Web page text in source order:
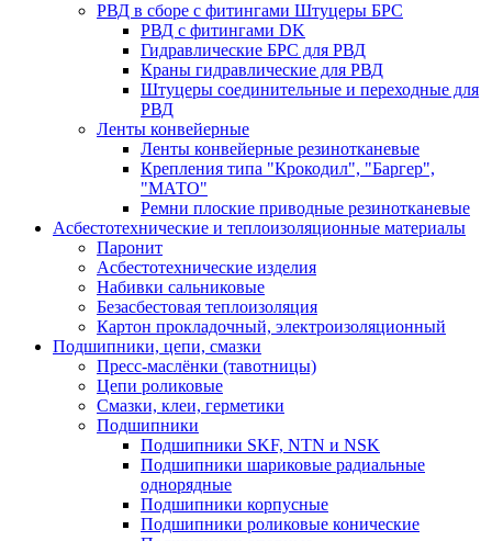
РВД в сборе с фитингами Штуцеры БРС
РВД с фитингами DK
Гидравлические БРС для РВД
Краны гидравлические для РВД
Штуцеры соединительные и переходные для
РВД
Ленты конвейерные
Ленты конвейерные резинотканевые
Крепления типа "Крокодил", "Баргер",
"МАТО"
Ремни плоские приводные резинотканевые
Асбестотехнические и теплоизоляционные материалы
Паронит
Асбестотехнические изделия
Набивки сальниковые
Безасбестовая теплоизоляция
Картон прокладочный, электроизоляционный
Подшипники, цепи, смазки
Пресс-маслёнки (тавотницы)
Цепи роликовые
Смазки, клеи, герметики
Подшипники
Подшипники SKF, NTN и NSK
Подшипники шариковые радиальные
однорядные
Подшипники корпусные
Подшипники роликовые конические